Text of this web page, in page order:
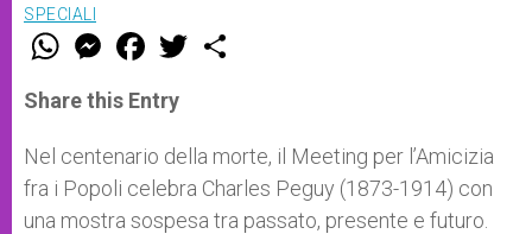
SPECIALI
W
t
s
p
p
M
e
s
e
g
e
r
F
a
e
b
o
k
w
r
Share this Entry
Nel centenario della morte, il Meeting per l’Amicizia
fra i Popoli celebra Charles Peguy (1873-1914) con
una mostra sospesa tra passato, presente e futuro.